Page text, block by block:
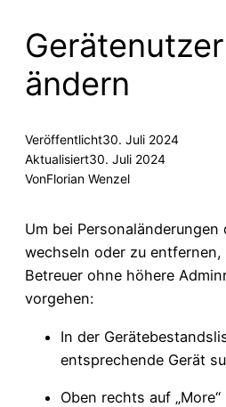
ändern
Veröffentlicht30. Juli 2024
Aktualisiert30. Juli 2024
VonFlorian Wenzel
Um bei
wechseln oder zu
Betreuer ohne höhere
vorgehen:
In der
entsprechende Gerät
Oben rechts auf